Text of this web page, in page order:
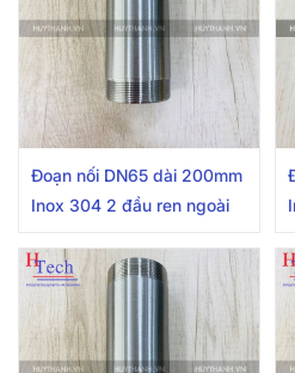
Đoạn nối DN65 dài 200mm
Inox 304 2 đầu ren ngoài